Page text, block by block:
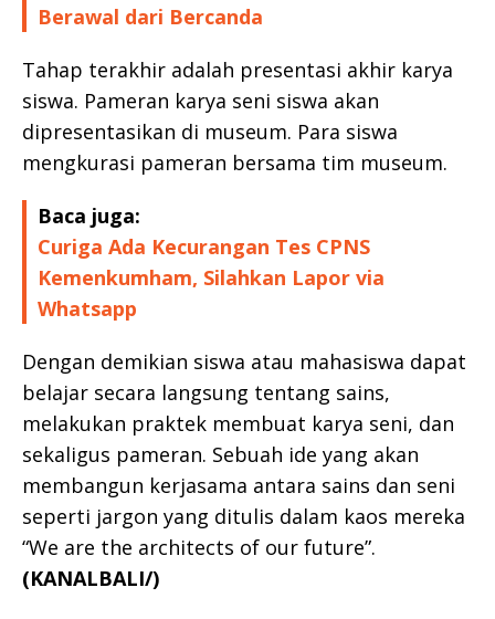
Berawal dari Bercanda
Tahap terakhir adalah presentasi akhir karya
siswa. Pameran karya seni siswa akan
dipresentasikan di museum. Para siswa
mengkurasi pameran bersama tim museum.
Baca juga:
Curiga Ada Kecurangan Tes CPNS
Kemenkumham, Silahkan Lapor via
Whatsapp
Dengan demikian siswa atau mahasiswa dapat
belajar secara langsung tentang sains,
melakukan praktek membuat karya seni, dan
sekaligus pameran. Sebuah ide yang akan
membangun kerjasama antara sains dan seni
seperti jargon yang ditulis dalam kaos mereka
“We are the architects of our future”.
(KANALBALI/)